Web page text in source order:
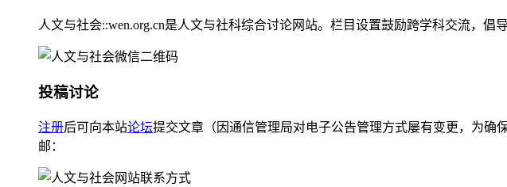
人文与社会::wen.org.cn是人文与社科综合讨论网站。栏目设置鼓励跨学科交流，
投稿讨论
注册后可向本站论坛提交文章（因通信管理局对电子公告管理方式屡有变更，为确
邮：